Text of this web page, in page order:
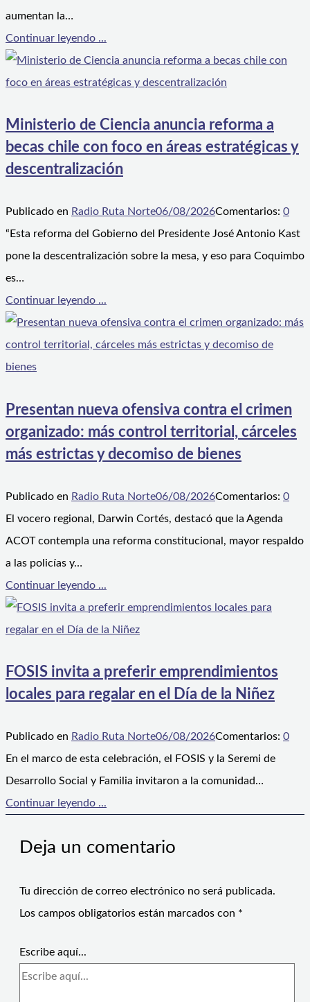
aumentan la…
Continuar leyendo ...
Ministerio de Ciencia anuncia reforma a
becas chile con foco en áreas estratégicas y
descentralización
Publicado en Radio Ruta Norte06/08/2026Comentarios: 0
“Esta reforma del Gobierno del Presidente José Antonio Kast
pone la descentralización sobre la mesa, y eso para Coquimbo
es…
Continuar leyendo ...
Presentan nueva ofensiva contra el crimen
organizado: más control territorial, cárceles
más estrictas y decomiso de bienes
Publicado en Radio Ruta Norte06/08/2026Comentarios: 0
El vocero regional, Darwin Cortés, destacó que la Agenda
ACOT contempla una reforma constitucional, mayor respaldo
a las policías y…
Continuar leyendo ...
FOSIS invita a preferir emprendimientos
locales para regalar en el Día de la Niñez
Publicado en Radio Ruta Norte06/08/2026Comentarios: 0
En el marco de esta celebración, el FOSIS y la Seremi de
Desarrollo Social y Familia invitaron a la comunidad…
Continuar leyendo ...
Deja un comentario
Tu dirección de correo electrónico no será publicada.
Los campos obligatorios están marcados con *
Escribe aquí...